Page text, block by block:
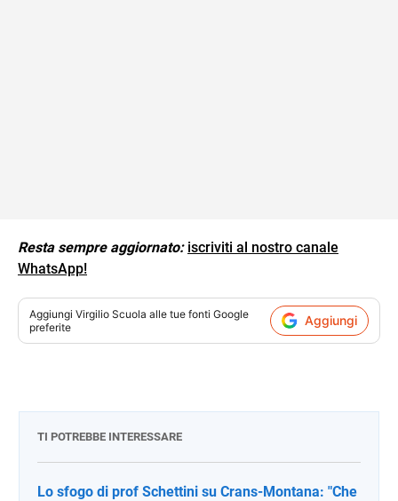
Resta sempre aggiornato: iscriviti al nostro canale
WhatsApp!
Aggiungi Virgilio Scuola alle tue fonti Google
preferite
Aggiungi
TI POTREBBE INTERESSARE
Lo sfogo di prof Schettini su Crans-Montana: "Che